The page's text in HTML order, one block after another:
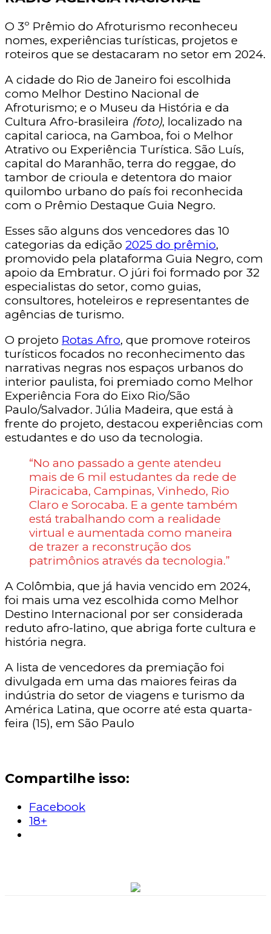
O 3º Prêmio do Afroturismo reconheceu
nomes, experiências turísticas, projetos e
roteiros que se destacaram no setor em 2024.
A cidade do Rio de Janeiro foi escolhida
como Melhor Destino Nacional de
Afroturismo; e o Museu da História e da
Cultura Afro-brasileira (foto), localizado na
capital carioca, na Gamboa, foi o Melhor
Atrativo ou Experiência Turística. São Luís,
capital do Maranhão, terra do reggae, do
tambor de crioula e detentora do maior
quilombo urbano do país foi reconhecida
com o Prêmio Destaque Guia Negro.
Esses são alguns dos vencedores das 10
categorias da edição 2025 do prêmio,
promovido pela plataforma Guia Negro, com
apoio da Embratur. O júri foi formado por 32
especialistas do setor, como guias,
consultores, hoteleiros e representantes de
agências de turismo.
O projeto Rotas Afro, que promove roteiros
turísticos focados no reconhecimento das
narrativas negras nos espaços urbanos do
interior paulista, foi premiado como Melhor
Experiência Fora do Eixo Rio/São
Paulo/Salvador. Júlia Madeira, que está à
frente do projeto, destacou experiências com
estudantes e do uso da tecnologia.
“No ano passado a gente atendeu
mais de 6 mil estudantes da rede de
Piracicaba, Campinas, Vinhedo, Rio
Claro e Sorocaba. E a gente também
está trabalhando com a realidade
virtual e aumentada como maneira
de trazer a reconstrução dos
patrimônios através da tecnologia.”
A Colômbia, que já havia vencido em 2024,
foi mais uma vez escolhida como Melhor
Destino Internacional por ser considerada
reduto afro-latino, que abriga forte cultura e
história negra.
A lista de vencedores da premiação foi
divulgada em uma das maiores feiras da
indústria do setor de viagens e turismo da
América Latina, que ocorre até esta quarta-
feira (15), em São Paulo
Compartilhe isso:
Facebook
18+